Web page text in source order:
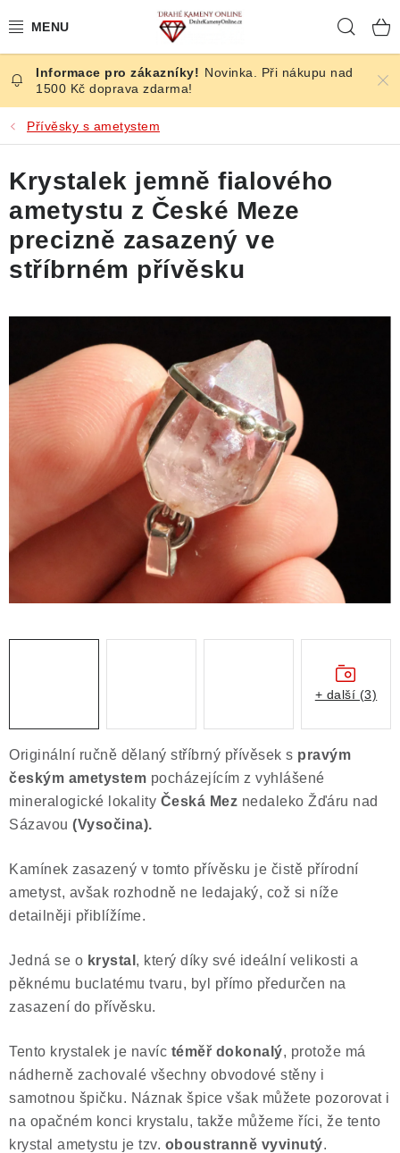
na
ČESKÉ KAMENY
ŠPERKY
KAMENY ZE SVĚTA
BROUŠENÉ
SLEVY
KRYSTALY
ČLÁNKY
NALEZIŠTĚ
VIDEOGALERIE
Formulář pro odstoupení od smlouvy
Poučení o právu na odstoupení od smlouvy
Novinka. Při nákupu nad
1500 Kč doprava zdarma!
Přívěsky s ametystem
Originální ručně dělaný stříbrný přívěsek s pravým
českým ametystem pocházejícím z vyhlášené
mineralogické lokality Česká Mez nedaleko Žďáru nad
Sázavou (Vysočina).
Kamínek zasazený v tomto přívěsku je čistě přírodní
ametyst, avšak rozhodně ne ledajaký, což si níže
detailněji přiblížíme.
Jedná se o krystal , který díky své ideální velikosti a
pěknému buclatému tvaru, byl přímo předurčen na
zasazení do přívěsku.
Tento krystalek je navíc téměř dokonalý, protože má
nádherně zachovalé všechny obvodové stěny i
samotnou špičku. Náznak špice však můžete pozorovat i
na opačném konci krystalu, takže můžeme říci, že tento
krystal ametystu je tzv. oboustranně vyvinutý.
Krystalek jemně fialového
ametystu z České Meze
precizně zasazený ve
stříbrném přívěsku
+ další (3)